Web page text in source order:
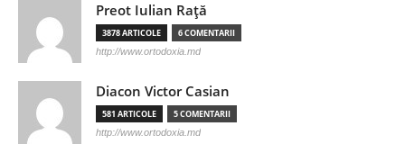
Preot Iulian Raţă
3878 ARTICOLE 6 COMENTARII
http://www.ortodoxia.md
Diacon Victor Casian
581 ARTICOLE 5 COMENTARII
http://www.ortodoxia.md